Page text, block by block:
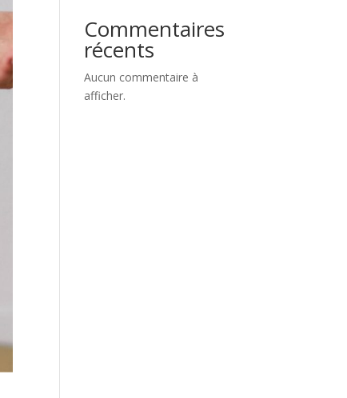
Commentaires
récents
Aucun commentaire à
afficher.